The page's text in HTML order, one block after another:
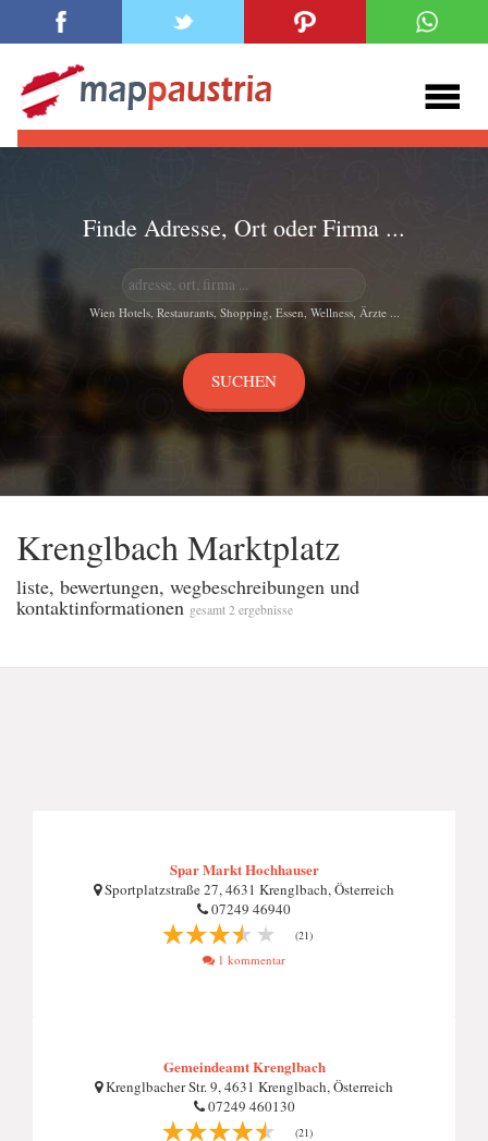
Finde Adresse, Ort oder Firma ...
Wien Hotels, Restaurants, Shopping, Essen, Wellness, Ärzte ...
Krenglbach Marktplatz
liste, bewertungen, wegbeschreibungen und
kontaktinformationen gesamt 2 ergebnisse
Spar Markt Hochhauser
Sportplatzstraße 27, 4631 Krenglbach, Österreich
07249 46940
(21)
1 kommentar
Gemeindeamt Krenglbach
Krenglbacher Str. 9, 4631 Krenglbach, Österreich
07249 460130
(21)